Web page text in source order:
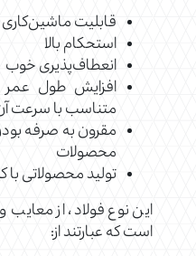
قابلیت
استحکام بالا
انعطاف‌پذیری خوب
افزایش طول عمر
متناسب با سرعت
مقرون به صرفه
محصولات
تولید محصولاتی
این نوع فولاد، از معایب
است که عبارتند از: